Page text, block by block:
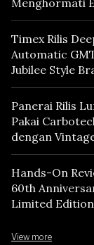
Timex Rilis
Automatic
Jubilee Style
Panerai Rilis
Pakai
dengan
Hands-On
60th
Limited Edition
View more